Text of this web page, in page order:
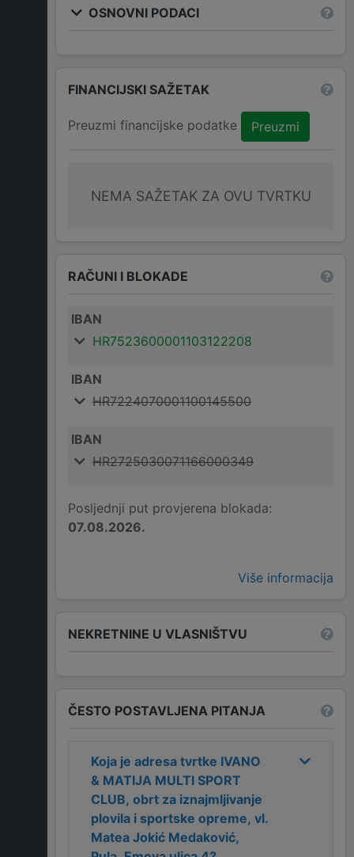
OSNOVNI PODACI
FINANCIJSKI SAŽETAK
Preuzmi financijske podatke Preuzmi
NEMA SAŽETAK ZA OVU TVRTKU
RAČUNI I BLOKADE
IBAN
HR7523600001103122208
IBAN
HR7224070001100145500
IBAN
HR2725030071166000349
Posljednji put provjerena blokada:
07.08.2026.
Više informacija
NEKRETNINE U VLASNIŠTVU
ČESTO POSTAVLJENA PITANJA
Koja je adresa tvrtke IVANO
& MATIJA MULTI SPORT
CLUB, obrt za iznajmljivanje
plovila i sportske opreme, vl.
Matea Jokić Medaković,